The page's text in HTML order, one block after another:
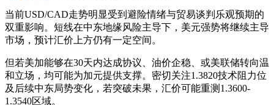
当前USD/CAD走势明显受到避险情绪与贸易谈判乐观预期的
双重影响。短线在中东地缘风险主导下，美元强势将继续主导
市场，预计汇价上方仍有一定空间。
但若美加能够在30天内达成协议、油价企稳、或美联储转向温
和立场，均可能为加元提供支撑。密切关注1.3820技术阻力位
及后续中东局势变化，若突破未果，汇价可能重测1.3600-
1.3540区域。